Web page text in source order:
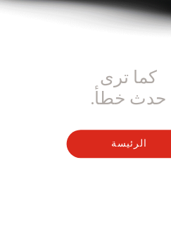
كما ترى
حدث خطأ.
الرئيسة